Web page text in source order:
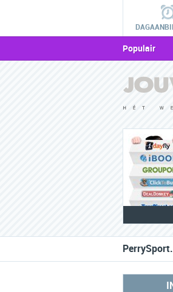
Populair